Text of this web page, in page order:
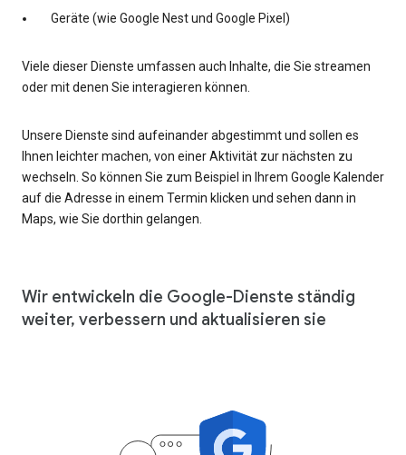
Geräte (wie Google Nest und Google Pixel)
Viele dieser Dienste umfassen auch Inhalte, die Sie streamen
oder mit denen Sie interagieren können.
Unsere Dienste sind aufeinander abgestimmt und sollen es
Ihnen leichter machen, von einer Aktivität zur nächsten zu
wechseln. So können Sie zum Beispiel in Ihrem Google Kalender
auf die Adresse in einem Termin klicken und sehen dann in
Maps, wie Sie dorthin gelangen.
Wir entwickeln die Google-Dienste ständig
weiter, verbessern und aktualisieren sie